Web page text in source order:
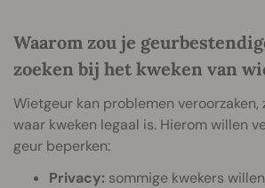
Waarom zou je
zoeken bij het kweken van
Wietgeur kan problemen veroorzaken,
waar kweken legaal is. Hierom willen
geur beperken:
Privacy: sommige kwekers